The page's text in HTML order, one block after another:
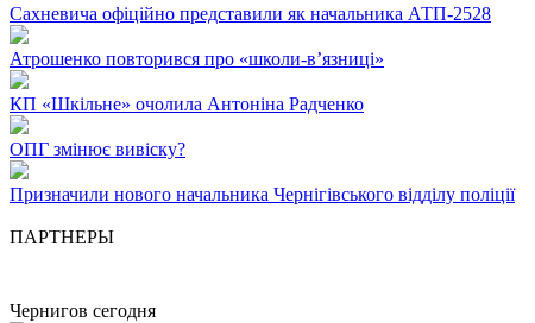
Сахневича офіційно представили як начальника АТП-2528
Атрошенко повторився про «школи-в’язниці»
КП «Шкільне» очолила Антоніна Радченко
ОПГ змінює вивіску?
Призначили нового начальника Чернігівського відділу поліції
ПАРТНЕРЫ
Чернигов сегодня